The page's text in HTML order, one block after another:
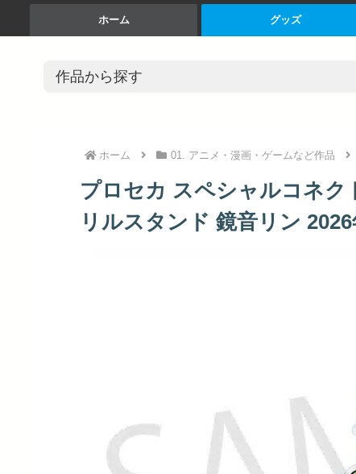
ホーム グッズ
ホーム 01. アニメ・漫画・ゲームなど作品
プロセカ スペシャルコネ
リルスタンド 鏡音リン